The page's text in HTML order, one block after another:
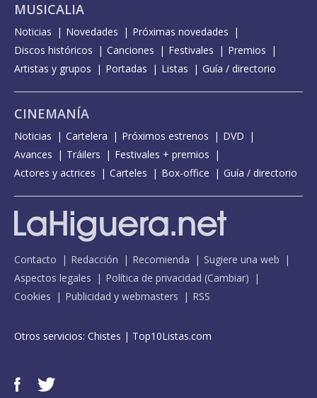
MUSICALIA
Noticias Novedades
Próximas novedades
Discos históricos
Canciones Festivales
Premios
Artistas y grupos
Portadas Listas Guía / directorio
CINEMANÍA
Noticias Cartelera Próximos estrenos
DVD
Avances
Tráilers
Festivales + premios
Actores y actrices
Carteles Box-office Guía / directorio
Contacto Redacción Recomienda
Sugiere una web
Aspectos legales
Política de privacidad (Cambiar)
Cookies
Publicidad y webmasters RSS
Otros servicios: Chistes | Top10Listas.com